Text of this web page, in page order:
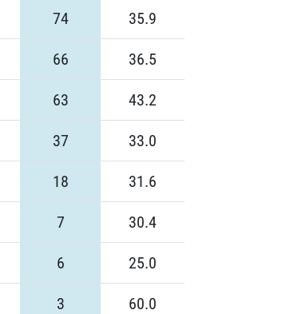
74 35.9
66 36.5
63 43.2
37 33.0
18 31.6
7 30.4
6 25.0
3 60.0